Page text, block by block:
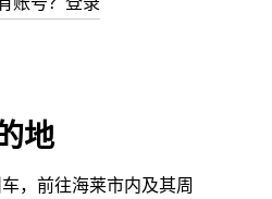
地
，前往海莱市内及其周